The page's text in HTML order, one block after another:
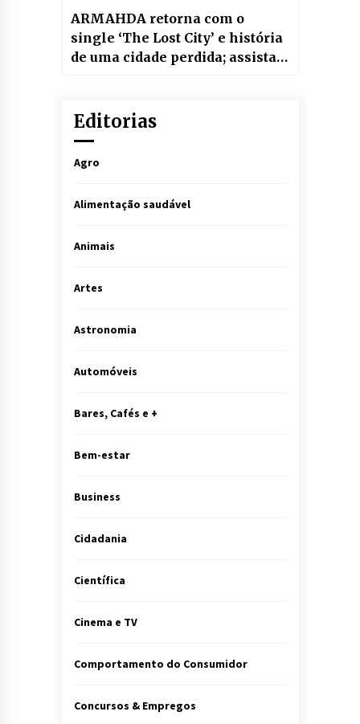
ARMAHDA retorna com o
single ‘The Lost City’ e história
de uma cidade perdida; assista
Editorias
Agro
Alimentação saudável
Animais
Artes
Astronomia
Automóveis
Bares, Cafés e +
Bem-estar
Business
Cidadania
Científica
Cinema e TV
Comportamento do Consumidor
Concursos & Empregos